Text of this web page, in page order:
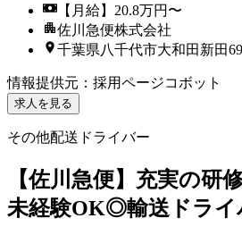
【月給】20.8万円〜
佐川急便株式会社
千葉県八千代市大和田新田
情報提供元 ： 採用ページコボット
求人を見る
その他配送ドライバー
【佐川急便】充実の研
未経験OK◎輸送ドライ